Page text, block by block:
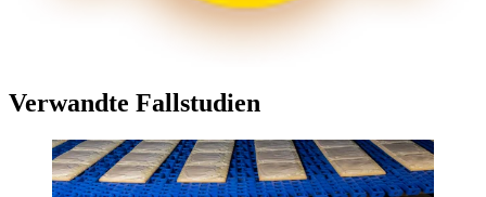
Verwandte Fallstudien